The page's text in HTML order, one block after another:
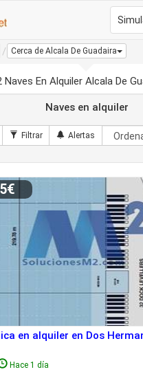
Cerca de Alcala De Guadaira
Naves En Alquiler Alcala De
Naves en alquiler
en alquiler en Dos
Hace 1 día